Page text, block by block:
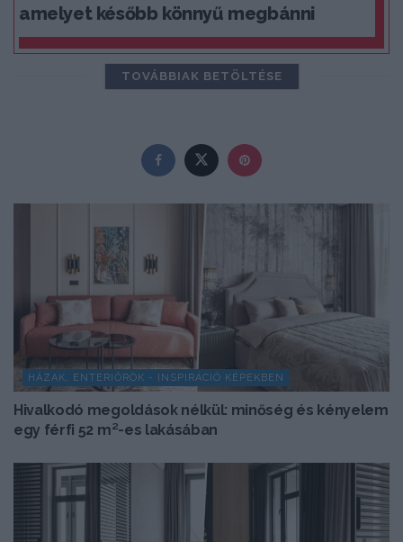
amelyet később könnyű megbánni
TOVÁBBIAK BETÖLTÉSE
HÁZAK, ENTERIŐRÖK - INSPIRÁCIÓ KÉPEKBEN
Hivalkodó megoldások nélkül: minőség és kényelem
egy férfi 52 m²-es lakásában